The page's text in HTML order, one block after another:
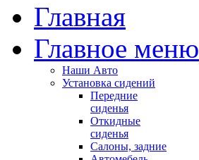
Главная
Главное меню
Наши Авто
Установка сидений
Передние
сиденья
Откидные
сиденья
Салоны, задние